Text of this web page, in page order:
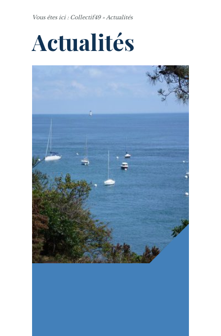
Vous êtes ici : Collectif49» Actualités
Actualités